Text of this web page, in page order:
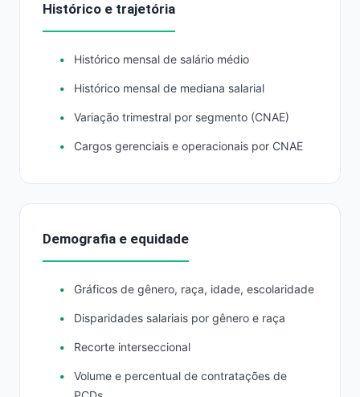
Histórico e trajetória
Histórico mensal de salário médio
Histórico mensal de mediana salarial
Variação trimestral por segmento (CNAE)
Cargos gerenciais e operacionais por CNAE
Demografia e equidade
Gráficos de gênero, raça, idade, escolaridade
Disparidades salariais por gênero e raça
Recorte interseccional
Volume e percentual de contratações de